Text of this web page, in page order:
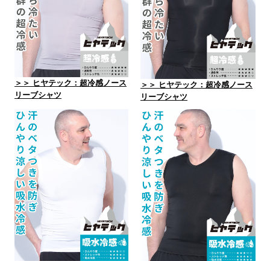
＞＞ ヒヤテック：超冷感ノース
リーブシャツ
＞＞ ヒヤテック：超冷感ノース
リーブシャツ